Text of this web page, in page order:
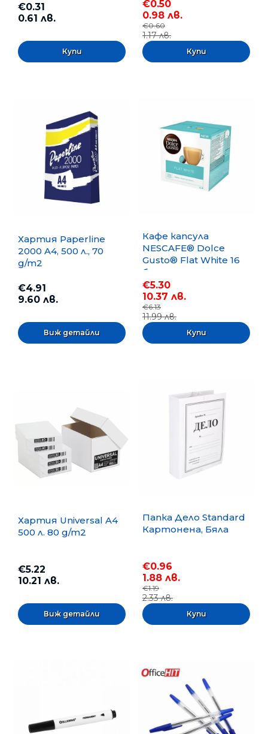
€0.31
0.61 лв.
€0.50
0.98 лв.
€0.60
1.17 лв.
Хартия Paperline
2000 A4, 500 л., 70
g/m2
€4.91
9.60 лв.
Виж детайли
Кафе капсула
NESCAFE® Dolce
Gusto® Flat White 16
бр.
€5.30
10.37 лв.
€6.13
11.99 лв.
Хартия Universal A4
500 л. 80 g/m2
€5.22
10.21 лв.
Виж детайли
Папка Дело Standard
Картонена, Бяла
€0.96
1.88 лв.
€1.19
2.33 лв.